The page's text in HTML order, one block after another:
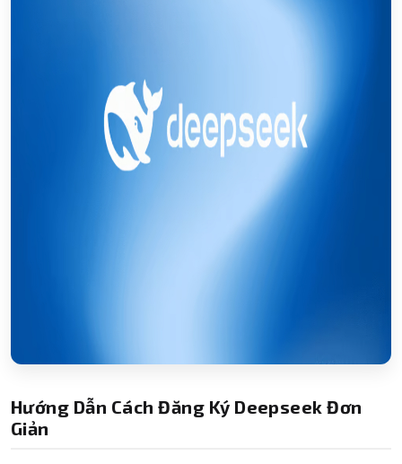
Hướng Dẫn Cách Đăng Ký Deepseek Đơn
Giản